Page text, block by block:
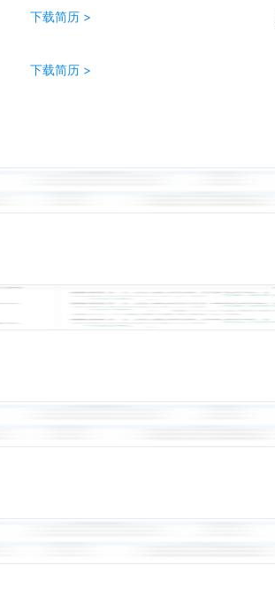
下载简历 >
下载简历 >